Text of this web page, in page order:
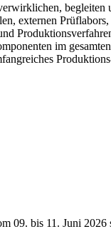
externen
im
09. bis 11. Juni